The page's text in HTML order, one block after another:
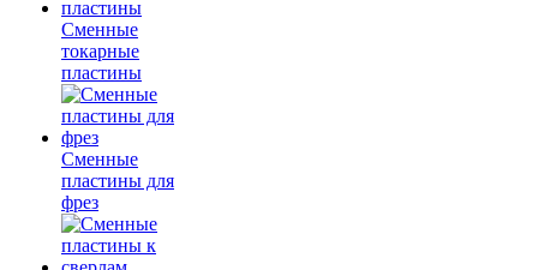
Сменные
токарные
пластины
Сменные
пластины для
фрез